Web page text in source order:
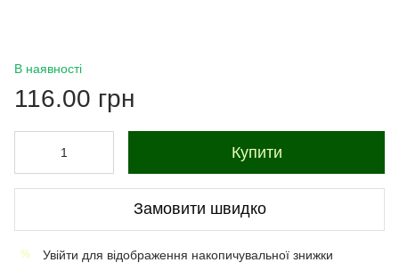
В наявності
116.00 грн
Купити
Замовити швидко
% Увійти для відображення накопичувальної знижки